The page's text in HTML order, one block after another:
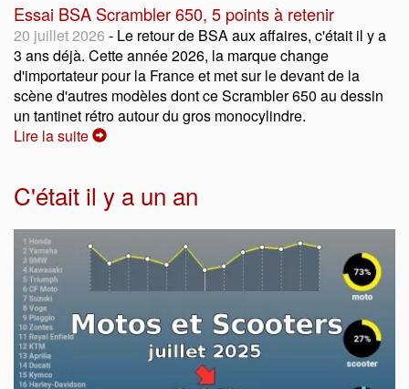
Essai BSA Scrambler 650, 5 points à retenir
20 juillet 2026 - Le retour de BSA aux affaires, c'était il y a
3 ans déjà. Cette année 2026, la marque change
d'importateur pour la France et met sur le devant de la
scène d'autres modèles dont ce Scrambler 650 au dessin
un tantinet rétro autour du gros monocylindre.
Lire la suite
C'était il y a un an